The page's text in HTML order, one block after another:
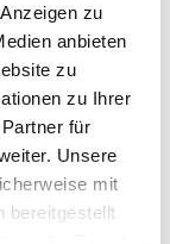
zu
anbieten
zu
zu Ihrer
für
Unsere
mit
bereitgestellt
die visuelle
über
Blick